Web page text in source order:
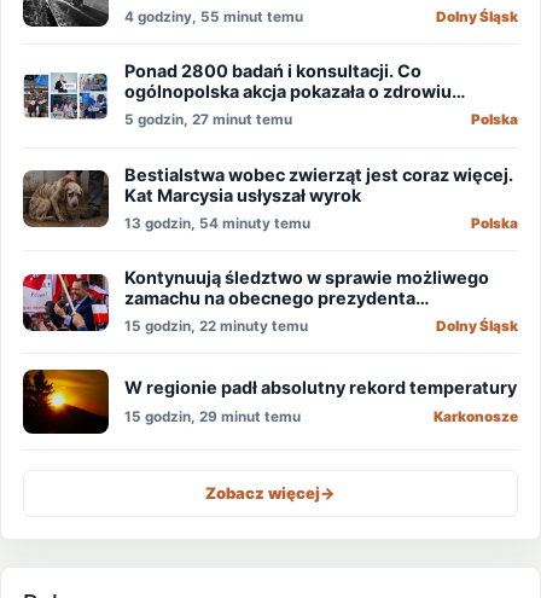
4 godziny, 55 minut temu Dolny Śląsk
Ponad 2800 badań i konsultacji. Co
ogólnopolska akcja pokazała o zdrowiu
mężczyzn?
5 godzin, 27 minut temu Polska
Bestialstwa wobec zwierząt jest coraz więcej.
Kat Marcysia usłyszał wyrok
13 godzin, 54 minuty temu Polska
Kontynuują śledztwo w sprawie możliwego
zamachu na obecnego prezydenta
Nawrockiego
15 godzin, 22 minuty temu Dolny Śląsk
W regionie padł absolutny rekord temperatury
15 godzin, 29 minut temu Karkonosze
Zobacz więcej->